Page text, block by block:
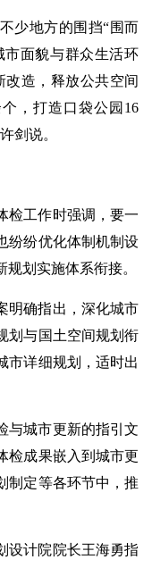
少地方的围挡“围而
市面貌与群众生活环
改造，释放公共空间
，打造口袋公园16
剑说。
检工作时强调，要一
纷纷优化体制机制设
划实施体系衔接。
明确指出，深化城市
划与国土空间规划衔
市详细规划，适时出
与城市更新的指引文
检成果嵌入到城市更
制定等各环节中，推
设计院院长王海勇指